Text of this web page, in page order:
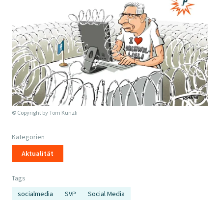
© Copyright byTom Künzli
Kategorien
Aktualität
Tags
socialmedia
SVP Social Media